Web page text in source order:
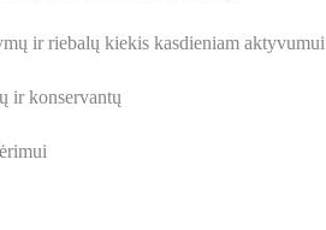
ir riebalų kiekis kasdieniam aktyvumui
ir konservantų